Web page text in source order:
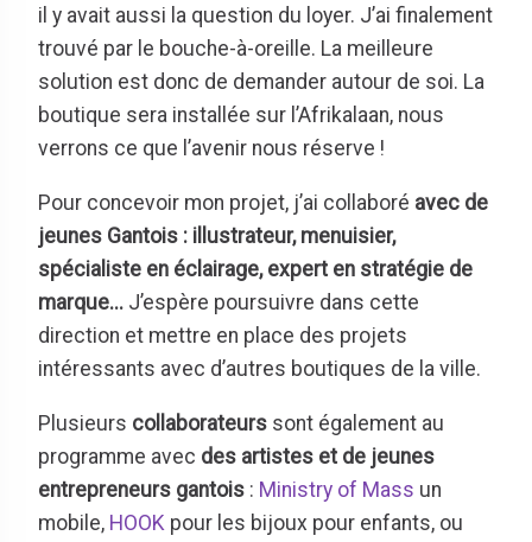
il y avait aussi la question du loyer. J’ai finalement
trouvé par le bouche-à-oreille. La meilleure
solution est donc de demander autour de soi. La
boutique sera installée sur l’Afrikalaan, nous
verrons ce que l’avenir nous réserve !
Pour concevoir mon projet, j’ai collaboré avec de
jeunes Gantois : illustrateur, menuisier,
spécialiste en éclairage, expert en stratégie de
marque... J’espère poursuivre dans cette
direction et mettre en place des projets
intéressants avec d’autres boutiques de la ville.
Plusieurs collaborateurs sont également au
programme avec des artistes et de jeunes
entrepreneurs gantois : Ministry of Mass un
mobile, HOOK pour les bijoux pour enfants, ou